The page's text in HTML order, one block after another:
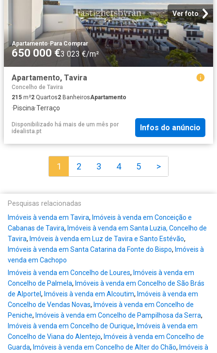
Ver foto
Apartamento·Para Comprar
650 000 €3 023 €/m²
Apartamento, Tavira
Concelho de Tavira
215 m²2 Quartos2 BanheirosApartamento
·Piscina·Terraço
Disponibilizado há mais de um mês por
idealista.pt
Infos do anúncio
1 2 3 4 5 >
Pesquisas relacionadas
Imóveis à venda em Tavira, Imóveis à venda em Conceição e
Cabanas de Tavira, Imóveis à venda em Santa Luzia, Concelho de
Tavira, Imóveis à venda em Luz de Tavira e Santo Estévão,
Imóveis à venda em Santa Catarina da Fonte do Bispo, Imóveis à
venda em Cachopo
Imóveis à venda em Concelho de Loures, Imóveis à venda em
Concelho de Palmela, Imóveis à venda em Concelho de São Brás
de Alportel , Imóveis à venda em Alcoutim, Imóveis à venda em
Concelho de Vendas Novas, Imóveis à venda em Concelho de
Peniche, Imóveis à venda em Concelho de Pampilhosa da Serra,
Imóveis à venda em Concelho de Ourique, Imóveis à venda em
Concelho de Viana do Alentejo, Imóveis à venda em Concelho de
Guarda, Imóveis à venda em Concelho de Alter do Chão, Imóveis à